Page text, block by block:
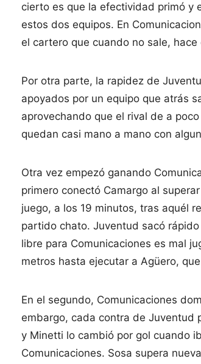
cierto es que la efectividad primó y
estos dos equipos. En
el cartero que cuando no sale,
Por otra parte, la rapidez de
apoyados por un equipo que atrás
aprovechando que el rival de a
quedan casi mano a mano con
Otra vez empezó ganando
primero conectó Camargo al
juego, a los 19 minutos, tras aquél
partido chato. Juventud sacó
libre para Comunicaciones es mal
metros hasta ejecutar a Agüero,
En el segundo, Comunicaciones
embargo, cada contra de Juventud
y Minetti lo cambió por gol cuando
Comunicaciones. Sosa supera